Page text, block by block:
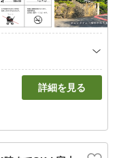
詳細を見る